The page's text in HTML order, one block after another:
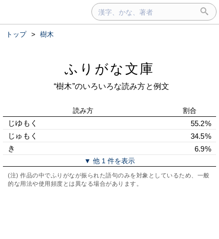
トップ > 樹木
ふりがな文庫
“樹木”のいろいろな読み方と例文
読み方 割合
じゆもく
55.2%
じゅもく
34.5%
きゞ
6.9%
▼ 他 1 件を表示
(注) 作品の中でふりがなが振られた語句のみを対象としているため、一般
的な用法や使用頻度とは異なる場合があります。